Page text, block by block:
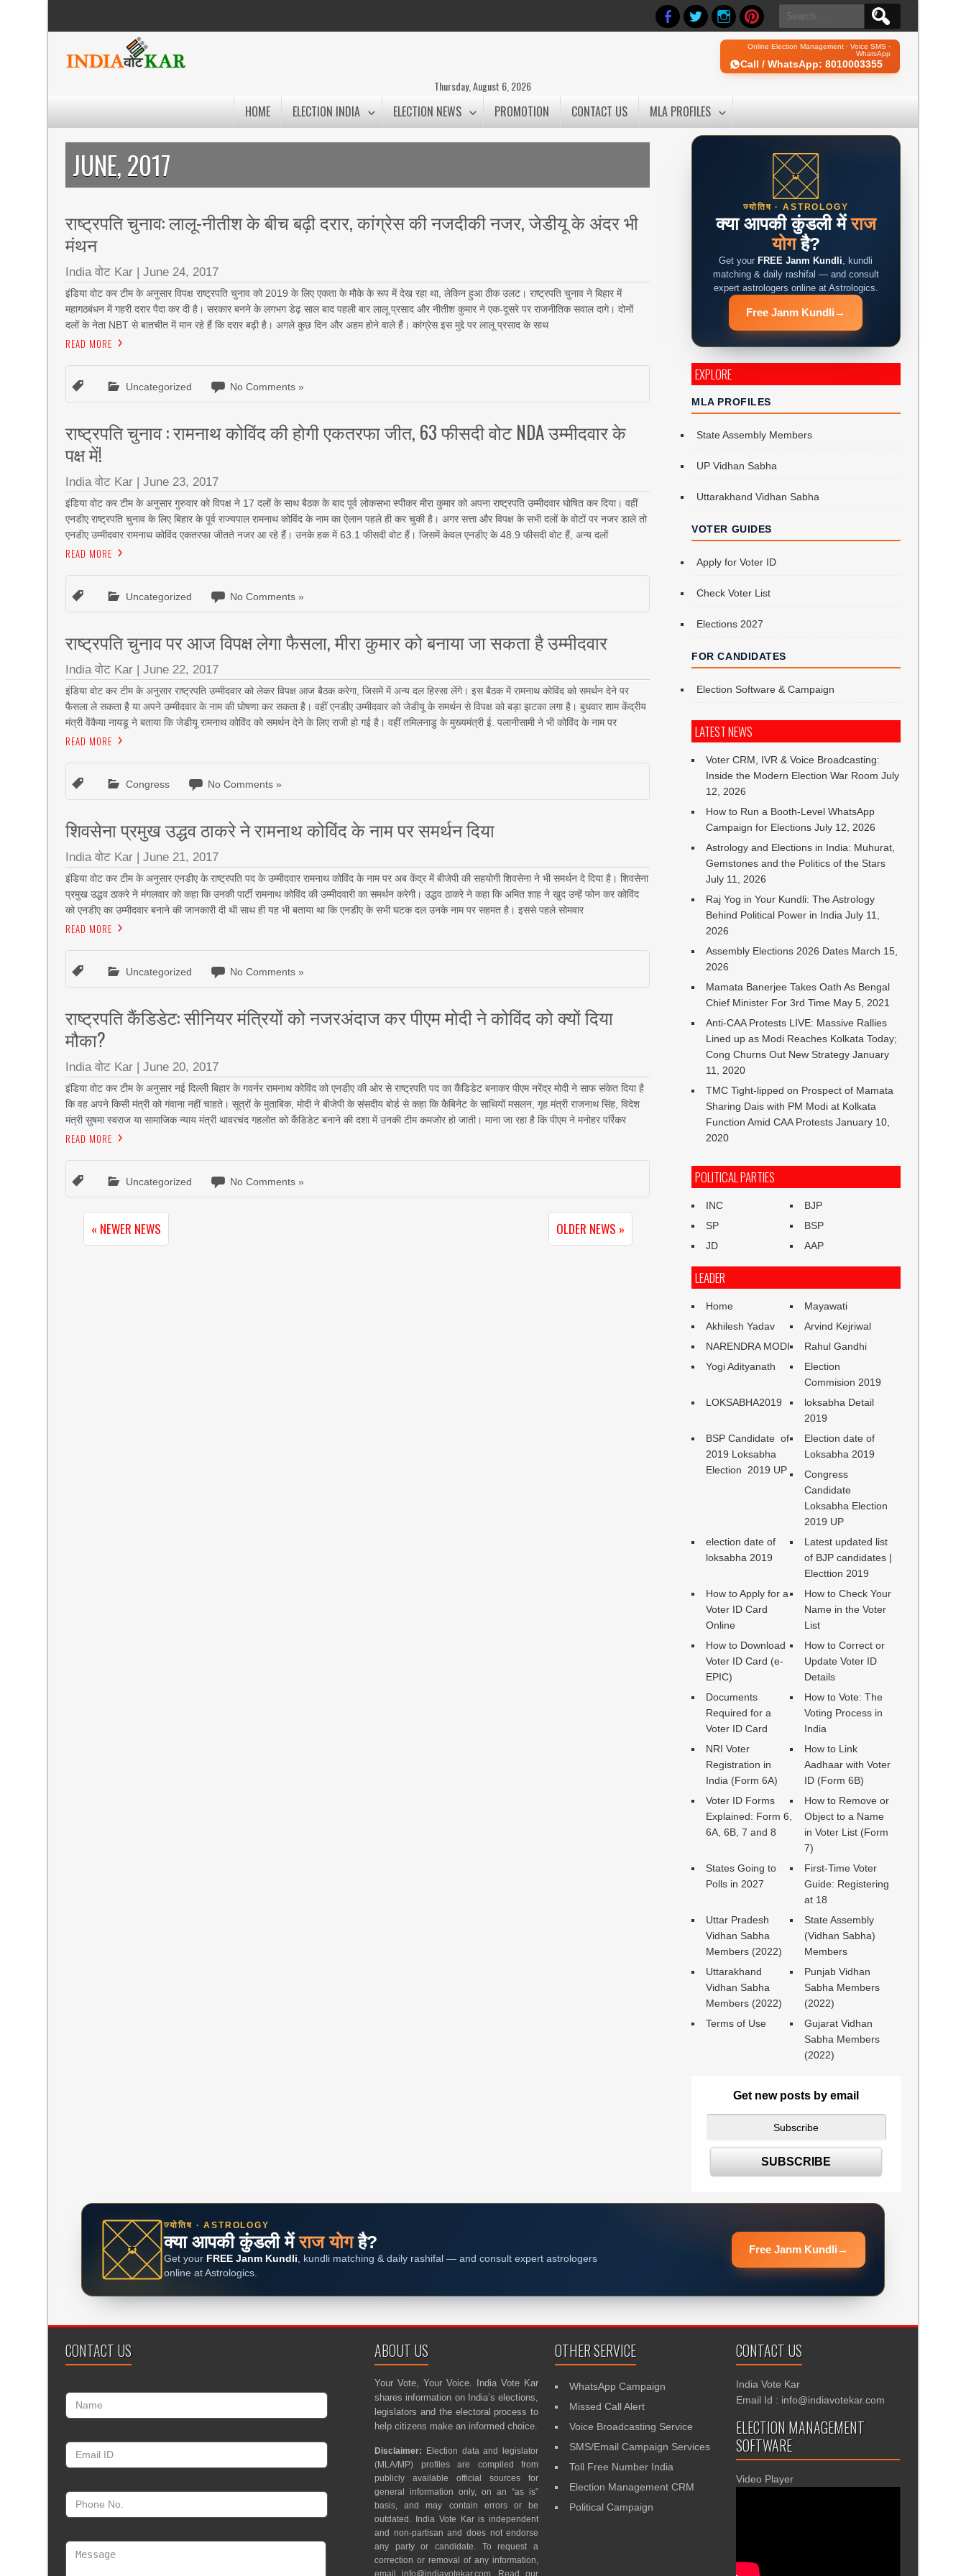
Search
for:
Online Election Management · Voice SMS ·
WhatsApp
Call / WhatsApp: 8010003355
Thursday, August 6, 2026
HOME ELECTION INDIA ELECTION NEWS PROMOTION CONTACT US MLA PROFILES
JUNE, 2017
राष्ट्रपति चुनाव: लालू-नीतीश के बीच बढ़ी दरार, कांग्रेस की नजदीकी नजर, जेडीयू के अंदर भी
मंथन
India वोट Kar |June 24, 2017
इंडिया वोट कर टीम के अनुसार विपक्ष राष्ट्रपति चुनाव को 2019 के लिए एकता के मौके के रूप में देख रहा था, लेकिन हुआ ठीक उलट। राष्ट्रपति चुनाव ने बिहार में
महागठबंधन में गहरी दरार पैदा कर दी है। सरकार बनने के लगभग डेढ़ साल बाद पहली बार लालू प्रसाद और नीतीश कुमार ने एक-दूसरे पर राजनीतिक सवाल दागे। दोनों
दलों के नेता NBT से बातचीत में मान रहे हैं कि दरार बढ़ी है। अगले कुछ दिन और अहम होने वाले हैं। कांग्रेस इस मुद्दे पर लालू प्रसाद के साथ
READ MORE
Uncategorized No Comments »
राष्ट्रपति चुनाव : रामनाथ कोविंद की होगी एकतरफा जीत, 63 फीसदी वोट NDA उम्मीदवार के
पक्ष में!
India वोट Kar |June 23, 2017
इंडिया वोट कर टीम के अनुसार गुरुवार को विपक्ष ने 17 दलों के साथ बैठक के बाद पूर्व लोकसभा स्पीकर मीरा कुमार को अपना राष्ट्रपति उम्मीदवार घोषित कर दिया। वहीं
एनडीए राष्ट्रपति चुनाव के लिए बिहार के पूर्व राज्यपाल रामनाथ कोविंद के नाम का ऐलान पहले ही कर चुकी है। अगर सत्ता और विपक्ष के सभी दलों के वोटों पर नजर डाले तो
एनडीए उम्मीदवार रामनाथ कोविंद एकतरफा जीतते नजर आ रहे हैं। उनके हक में 63.1 फीसदी वोट हैं। जिसमें केवल एनडीए के 48.9 फीसदी वोट हैं, अन्य दलों
READ MORE
Uncategorized No Comments »
राष्ट्रपति चुनाव पर आज विपक्ष लेगा फैसला, मीरा कुमार को बनाया जा सकता है उम्मीदवार
India वोट Kar |June 22, 2017
इंडिया वोट कर टीम के अनुसार राष्ट्रपति उम्मीदवार को लेकर विपक्ष आज बैठक करेगा, जिसमें में अन्य दल हिस्सा लेंगे। इस बैठक में रामनाथ कोविंद को समर्थन देने पर
फैसला ले सकता है या अपने उम्मीदवार के नाम की घोषणा कर सकता है। वहीं एनडीए उम्मीदवार को जेडीयू के समर्थन से विपक्ष को बड़ा झटका लगा है। बुधवार शाम केंद्रीय
मंत्री वेंकैया नायडू ने बताया कि जेडीयू रामनाथ कोविंद को समर्थन देने के लिए राजी हो गई है। वहीं तमिलनाडु के मुख्यमंत्री ई. पलानीसामी ने भी कोविंद के नाम पर
READ MORE
Congress No Comments »
शिवसेना प्रमुख उद्धव ठाकरे ने रामनाथ कोविंद के नाम पर समर्थन दिया
India वोट Kar |June 21, 2017
इंडिया वोट कर टीम के अनुसार एनडीए के राष्ट्रपति पद के उम्मीदवार रामनाथ कोविंद के नाम पर अब केंद्र में बीजेपी की सहयोगी शिवसेना ने भी समर्थन दे दिया है। शिवसेना
प्रमुख उद्धव ठाकरे ने मंगलवार को कहा कि उनकी पार्टी रामनाथ कोविंद की उम्मीदवारी का समर्थन करेगी। उद्धव ठाकरे ने कहा कि अमित शाह ने खुद उन्हें फोन कर कोविंद
को एनडीए का उम्मीदवार बनाने की जानकारी दी थी साथ ही यह भी बताया था कि एनडीए के सभी घटक दल उनके नाम पर सहमत है। इससे पहले सोमवार
READ MORE
Uncategorized No Comments »
राष्ट्रपति कैंडिडेट: सीनियर मंत्रियों को नजरअंदाज कर पीएम मोदी ने कोविंद को क्यों दिया
मौका?
India वोट Kar |June 20, 2017
इंडिया वोट कर टीम के अनुसार नई दिल्ली बिहार के गवर्नर रामनाथ कोविंद को एनडीए की ओर से राष्ट्रपति पद का कैंडिडेट बनाकर पीएम नरेंद्र मोदी ने साफ संकेत दिया है
कि वह अपने किसी मंत्री को गंवाना नहीं चाहते। सूत्रों के मुताबिक, मोदी ने बीजेपी के संसदीय बोर्ड से कहा कि कैबिनेट के साथियों मसलन, गृह मंत्री राजनाथ सिंह, विदेश
मंत्री सुषमा स्वराज या सामाजिक न्याय मंत्री थावरचंद गहलोत को कैंडिडेट बनाने की दशा में उनकी टीम कमजोर हो जाती। माना जा रहा है कि पीएम ने मनोहर पर्रिकर
READ MORE
Uncategorized No Comments »
« NEWER NEWS OLDER NEWS »
ज्योतिष · ASTROLOGY
क्या आपकी कुंडली मेंराज
योगहै?
Get your FREE Janm Kundli, kundli
matching & daily rashifal — and consult
expert astrologers online at Astrologics.
Free Janm Kundli →
EXPLORE
MLA PROFILES
State Assembly Members
UP Vidhan Sabha
Uttarakhand Vidhan Sabha
VOTER GUIDES
Apply for Voter ID
Check Voter List
Elections 2027
FOR CANDIDATES
Election Software & Campaign
LATEST NEWS
Voter CRM, IVR & Voice Broadcasting:
Inside the Modern Election War Room July
12, 2026
How to Run a Booth-Level WhatsApp
Campaign for Elections July 12, 2026
Astrology and Elections in India: Muhurat,
Gemstones and the Politics of the Stars
July 11, 2026
Raj Yog in Your Kundli: The Astrology
Behind Political Power in India July 11,
2026
Assembly Elections 2026 Dates March 15,
2026
Mamata Banerjee Takes Oath As Bengal
Chief Minister For 3rd Time May 5, 2021
Anti-CAA Protests LIVE: Massive Rallies
Lined up as Modi Reaches Kolkata Today;
Cong Churns Out New Strategy January
11, 2020
TMC Tight-lipped on Prospect of Mamata
Sharing Dais with PM Modi at Kolkata
Function Amid CAA Protests January 10,
2020
POLITICAL PARTIES
INC
BJP
SP
BSP
JD
AAP
LEADER
Home
Mayawati
Akhilesh Yadav
Arvind Kejriwal
NARENDRA MODI
Rahul Gandhi
Yogi Adityanath
Election
Commision 2019
LOKSABHA2019
loksabha Detail
2019
BSP Candidate of
2019 Loksabha
Election 2019 UP
Election date of
Loksabha 2019
Congress
Candidate
Loksabha Election
2019 UP
election date of
loksabha 2019
Latest updated list
of BJP candidates |
Electtion 2019
How to Apply for a
Voter ID Card
Online
How to Check Your
Name in the Voter
List
How to Download
Voter ID Card (e-
EPIC)
How to Correct or
Update Voter ID
Details
Documents
Required for a
Voter ID Card
How to Vote: The
Voting Process in
India
NRI Voter
Registration in
India (Form 6A)
How to Link
Aadhaar with Voter
ID (Form 6B)
Voter ID Forms
Explained: Form 6,
6A, 6B, 7 and 8
How to Remove or
Object to a Name
in Voter List (Form
7)
States Going to
Polls in 2027
First-Time Voter
Guide: Registering
at 18
Uttar Pradesh
Vidhan Sabha
Members (2022)
State Assembly
(Vidhan Sabha)
Members
Uttarakhand
Vidhan Sabha
Members (2022)
Punjab Vidhan
Sabha Members
(2022)
Terms of Use
Gujarat Vidhan
Sabha Members
(2022)
Get new posts by email
ज्योतिष · ASTROLOGY
क्या आपकी कुंडली मेंराज योगहै?
Get your FREE Janm Kundli, kundli matching & daily rashifal — and consult expert astrologers
online at Astrologics.
Free Janm Kundli →
CONTACT US ABOUT US
Your Vote, Your Voice. India Vote Kar
shares information on India’s elections,
legislators and the electoral process to
help citizens make an informed choice.
Disclaimer: Election data and legislator
(MLA/MP) profiles are compiled from
publicly available official sources for
general information only, on an “as is”
basis, and may contain errors or be
outdated. India Vote Kar is independent
and non-partisan and does not endorse
any party or candidate. To request a
correction or removal of any information,
email info@indiavotekar.com. Read our
OTHER SERVICE
WhatsApp Campaign
Missed Call Alert
Voice Broadcasting Service
SMS/Email Campaign Services
Toll Free Number India
Election Management CRM
Political Campaign
CONTACT US
India Vote Kar
Email Id : info@indiavotekar.com
ELECTION MANAGEMENT
SOFTWARE
Video Player